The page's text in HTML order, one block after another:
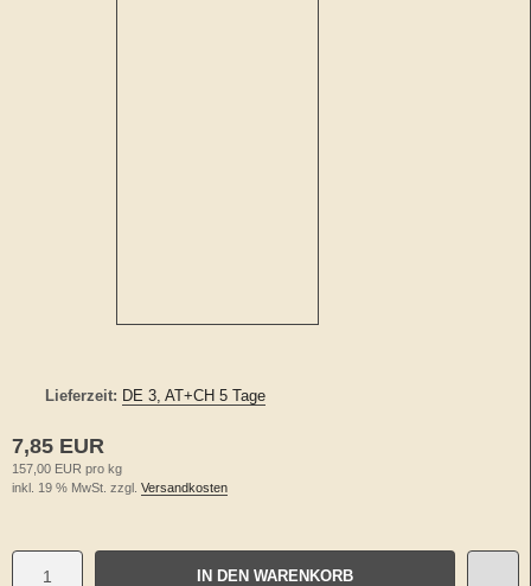
Lieferzeit: DE 3, AT+CH 5 Tage
7,85 EUR
157,00 EUR pro kg
inkl. 19 % MwSt. zzgl. Versandkosten
IN DEN WARENKORB